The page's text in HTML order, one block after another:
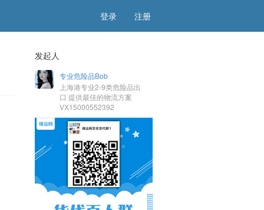
注册
登录
发起人
专业危险品Bob
上海港专业2-9类危险品出
口 提供最佳的物流方案
VX15000552392